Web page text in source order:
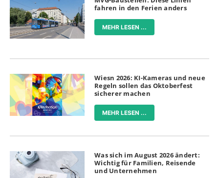
fahren in den Ferien anders
MEHR LESEN ...
Wiesn 2026: KI-Kameras und neue
Regeln sollen das Oktoberfest
sicherer machen
MEHR LESEN ...
Was sich im August 2026 ändert:
Wichtig für Familien, Reisende
und Unternehmen